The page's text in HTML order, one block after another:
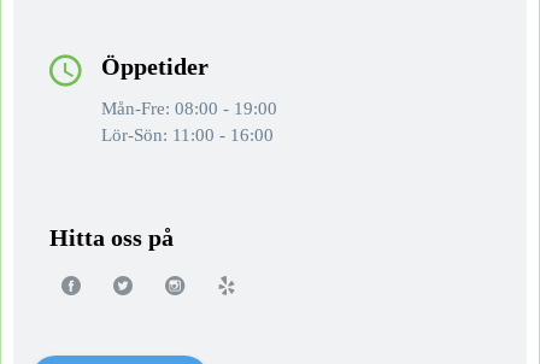
Öppetider
Mån-Fre: 08:00 - 19:00
Lör-Sön: 11:00 - 16:00
Hitta oss på